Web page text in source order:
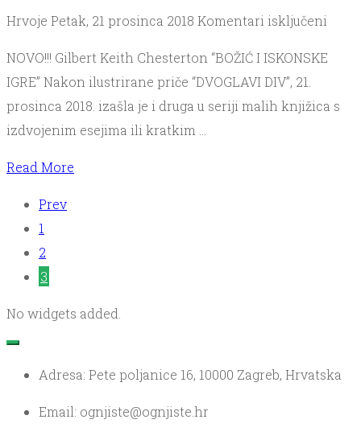
Hrvoje Petak, 21 prosinca 2018 Komentari isključeni
i
igre
NOVO!!! Gilbert Keith Chesterton “BOŽIĆ I ISKONSKE
IGRE” Nakon ilustrirane priče “DVOGLAVI DIV”, 21.
prosinca 2018. izašla je i druga u seriji malih knjižica s
izdvojenim esejima ili kratkim …
Read More
Prev
1
2
3
No widgets added.
Adresa: Pete poljanice 16, 10000 Zagreb, Hrvatska
Email: ognjiste@ognjiste.hr